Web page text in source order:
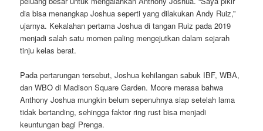
dia bisa menangkap Joshua seperti yang dilakukan Andy Ruiz,”
ujarnya. Kekalahan pertama Joshua di tangan Ruiz pada 2019
menjadi salah satu momen paling mengejutkan dalam sejarah
tinju kelas berat.
Pada pertarungan tersebut, Joshua kehilangan sabuk IBF, WBA,
dan WBO di Madison Square Garden. Moore merasa bahwa
Anthony Joshua mungkin belum sepenuhnya siap setelah lama
tidak bertanding, sehingga faktor ring rust bisa menjadi
keuntungan bagi Prenga.